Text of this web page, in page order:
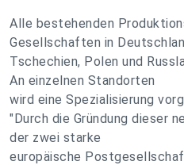
Alle bestehenden
Gesellschaften in
Tschechien, Polen und
An einzelnen Standorten
wird eine Spezialisierung
"Durch die Gründung dieser
der zwei starke
europäische